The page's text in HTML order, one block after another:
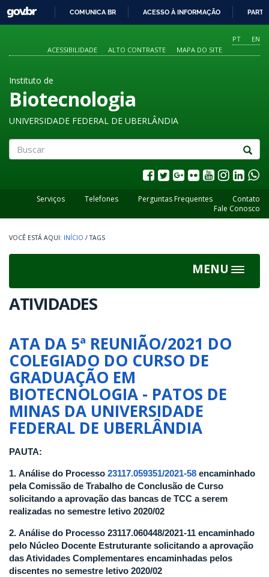
O
CONTEÚDO
GOVBR
COMUNICA BR ACESSO À INFORMAÇÃO
PT
EN
ACESSIBILIDADE
ALTO CONTRASTE MAPA DO SITE
Instituto de
Biotecnologia
UNIVERSIDADE FEDERAL DE UBERLÂNDIA
Serviços Telefones Perguntas Frequentes
Contato
Fale Conosco
INÍCIO / TAGS
MENU
Toggle
ATIVIDADES
ATA DA 5ª REUNIÃO/2021 DO
COLEGIADO DO CURSO DE
GRADUAÇÃO EM
BIOTECNOLOGIA - PATOS DE
MINAS DA UNIVERSIDADE
FEDERAL DE UBERLÂNDIA
PAUTA:
1. Análise do Processo 23117.059351/2021-58 encaminhado
pela Comissão de Trabalho de Conclusão de Curso
solicitando a aprovação das bancas de TCC a serem
realizadas no semestre letivo 2020/02
2. Análise do Processo 23117.060448/2021-11 encaminhado
pelo Núcleo Docente Estruturante solicitando a aprovação
das Atividades Complementares encaminhadas pelos
discentes no semestre letivo 2020/02